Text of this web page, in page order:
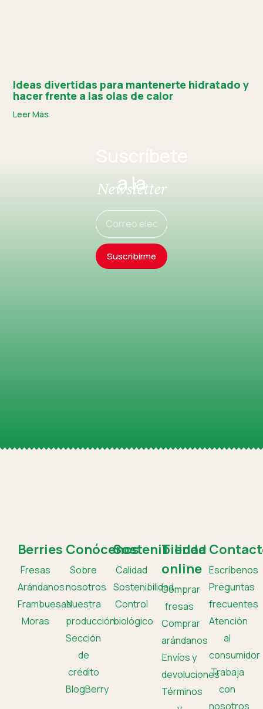
Ideas divertidas para mantenerte hidratado y
hacer frente a las olas de calor
Leer Más
Suscríbete
a la
Newsletter
Suscribirme
Berries
Fresas
Arándanos
Frambuesas
Moras
Conócenos
Sobre
nosotros
Nuestra
producción
Sección
de
crédito
BlogBerry
Sostenibilidad
Calidad
Sostenibilidad
Control
biológico
Tienda
online
Comprar
fresas
Comprar
arándanos
Envíos y
devoluciones
Términos
Escríbenos
Preguntas
frecuentes
Atención
al
consumidor
Trabaja
con
nosotros